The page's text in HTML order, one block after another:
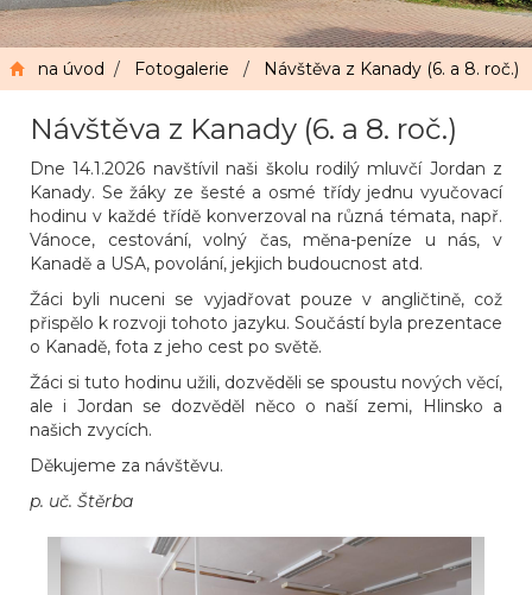
na úvod / Fotogalerie / Návštěva z Kanady (6. a 8. roč.)
Návštěva z Kanady (6. a 8. roč.)
Dne 14.1.2026 navštívil naši školu rodilý mluvčí Jordan z
Kanady. Se žáky ze šesté a osmé třídy jednu vyučovací
hodinu v každé třídě konverzoval na různá témata, např.
Vánoce, cestování, volný čas, měna-peníze u nás, v
Kanadě a USA, povolání, jekjich budoucnost atd.
Žáci byli nuceni se vyjadřovat pouze v angličtině, což
přispělo k rozvoji tohoto jazyku. Součástí byla prezentace
o Kanadě, fota z jeho cest po světě.
Žáci si tuto hodinu užili, dozvěděli se spoustu nových věcí,
ale i Jordan se dozvěděl něco o naší zemi, Hlinsko a
našich zvycích.
Děkujeme za návštěvu.
p. uč. Štěrba